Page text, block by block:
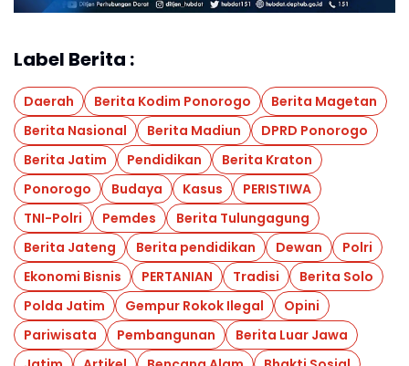
Label Berita :
Daerah Berita Kodim Ponorogo
Berita Magetan
Berita Nasional
Berita Madiun
DPRD Ponorogo
Berita Jatim
Pendidikan
Berita Kraton
Ponorogo
Budaya Kasus
PERISTIWA
TNI-Polri
Pemdes
Berita Tulungagung
Berita Jateng
Berita pendidikan Dewan
Polri
Ekonomi Bisnis
PERTANIAN Tradisi
Berita Solo
Polda Jatim
Gempur Rokok Ilegal
Opini
Pariwisata
Pembangunan
Berita Luar Jawa